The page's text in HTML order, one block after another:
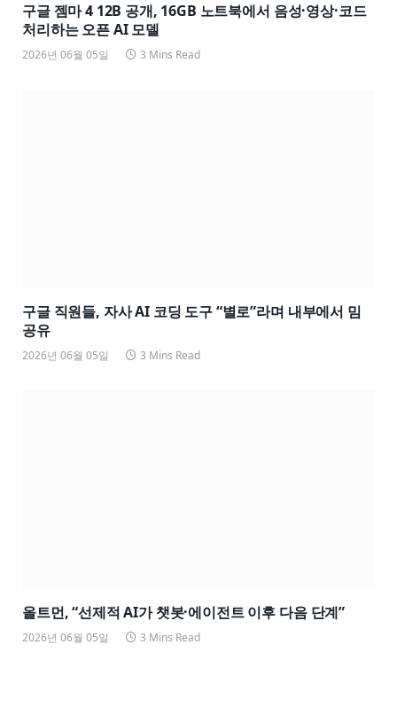
구글 젬마 4 12B 공개, 16GB 노트북에서 음성·영상·코드
처리하는 오픈 AI 모델
2026년 06월 05일 3 Mins Read
구글 직원들, 자사 AI 코딩 도구 “별로”라며 내부에서 밈
공유
2026년 06월 05일 3 Mins Read
올트먼, “선제적 AI가 챗봇·에이전트 이후 다음 단계”
2026년 06월 05일 3 Mins Read